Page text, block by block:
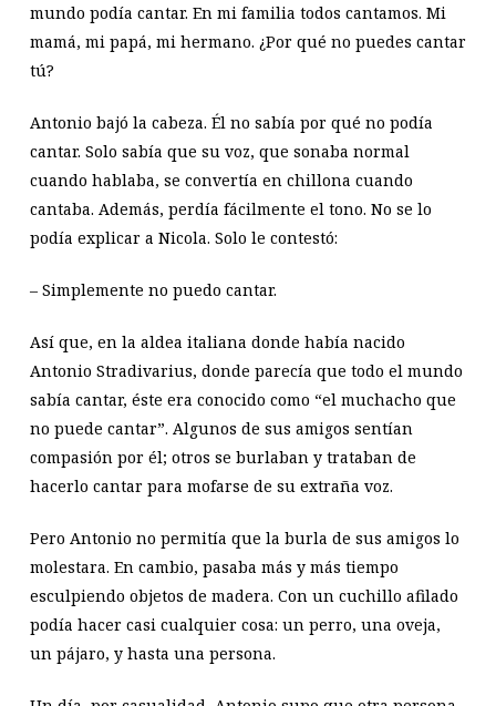
mundo podía cantar. En mi familia todos cantamos. Mi
mamá, mi papá, mi hermano. ¿Por qué no puedes cantar
tú?
Antonio bajó la cabeza. Él no sabía por qué no podía
cantar. Solo sabía que su voz, que sonaba normal
cuando hablaba, se convertía en chillona cuando
cantaba. Además, perdía fácilmente el tono. No se lo
podía explicar a Nicola. Solo le contestó:
– Simplemente no puedo cantar.
Así que, en la aldea italiana donde había nacido
Antonio Stradivarius, donde parecía que todo el mundo
sabía cantar, éste era conocido como “el muchacho que
no puede cantar”. Algunos de sus amigos sentían
compasión por él; otros se burlaban y trataban de
hacerlo cantar para mofarse de su extraña voz.
Pero Antonio no permitía que la burla de sus amigos lo
molestara. En cambio, pasaba más y más tiempo
esculpiendo objetos de madera. Con un cuchillo afilado
podía hacer casi cualquier cosa: un perro, una oveja,
un pájaro, y hasta una persona.